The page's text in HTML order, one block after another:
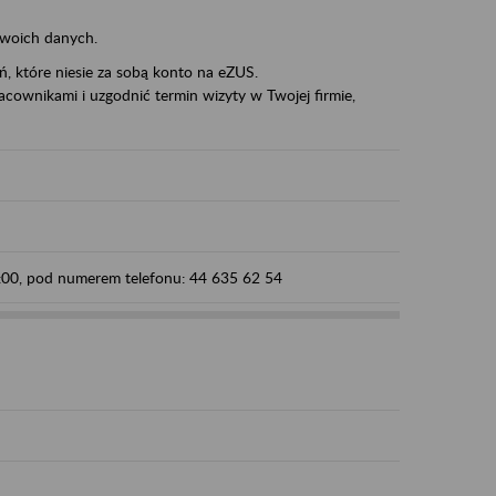
danych.
które niesie za sobą konto na eZUS.
i uzgodnić termin wizyty w Twojej firmie,
pod numerem telefonu: 44 635 62 54